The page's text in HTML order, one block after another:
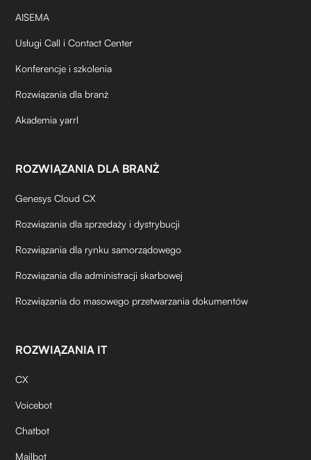
AISEMA
Usługi Call i Contact Center
Konferencje i szkolenia
Rozwiązania dla branż
Akademia yarrl
ROZWIĄZANIA DLA BRANŻ
Genesys Cloud CX
Rozwiązania dla sprzedaży i dystrybucji
Rozwiązania dla rynku samorządowego
Rozwiązania dla administracji skarbowej
Rozwiązania do masowego przetwarzania dokumentów
ROZWIĄZANIA IT
CX
Voicebot
Chatbot
Mailbot